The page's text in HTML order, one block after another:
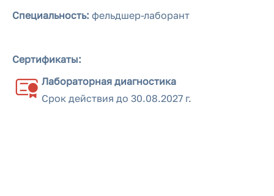
Специальность: фельдшер-лаборант
Сертификаты:
Лабораторная диагностика
Срок действия до 30.08.2027 г.